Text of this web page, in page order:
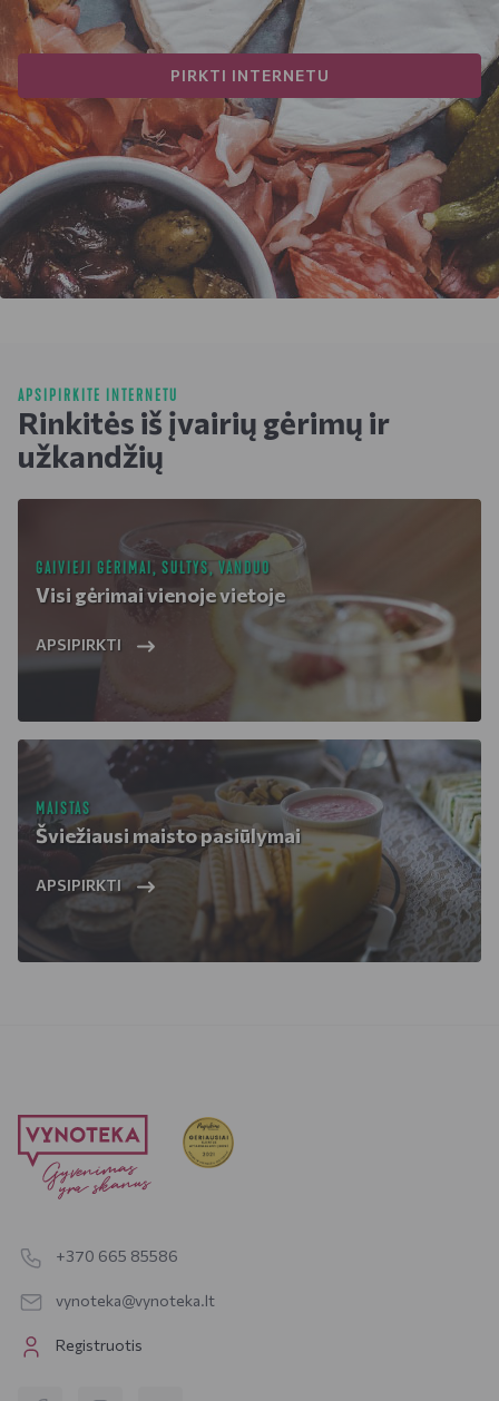
PIRKTI INTERNETU
APSIPIRKITE INTERNETU
Rinkitės iš įvairių gėrimų ir
užkandžių
GAIVIEJI GĖRIMAI, SULTYS, VANDUO
Visi gėrimai vienoje vietoje
APSIPIRKTI
MAISTAS
Šviežiausi maisto pasiūlymai
APSIPIRKTI
+370 665 85586
vynoteka@vynoteka.lt
Registruotis